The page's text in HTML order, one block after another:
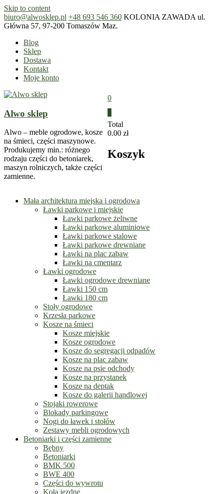
Skip to content
biuro@alwosklep.pl +48 693 546 360 KOLONIA ZAWADA ul.
Główna 57, 97-200 Tomaszów Maz.
Blog
Sklep
Dostawa
Kontakt
Moje konto
Alwo sklep
Alwo – meble ogrodowe, kosze
na śmieci, części maszynowe.
Produkujemy min.: różnego
rodzaju części do betoniarek,
maszyn rolniczych, także części
zamienne.
0
Total
0.00 zł
Koszyk
Mała architektura miejska i ogrodowa
Ławki parkowe i miejskie
Ławki parkowe żeliwne
Ławki parkowe aluminiowe
Ławki parkowe stalowe
Ławki parkowe drewniane
Ławki na plac zabaw
Ławki na cmentarz
Ławki ogrodowe
Ławki ogrodowe drewniane
Ławki 150 cm
Ławki 180 cm
Stoły ogrodowe
Krzesła parkowe
Kosze na śmieci
Kosze miejskie
Kosze ogrodowe
Kosze do segregacji odpadów
Kosze na plac zabaw
Kosze na psie odchody
Kosze na przystanek
Kosze na deptak
Kosze do galerii handlowej
Stojaki rowerowe
Blokady parkingowe
Nogi do ławek i stołów
Zestawy mebli ogrodowych
Betoniarki i części zamienne
Bębny
Betoniarki
BMK 500
BWE 400
Części do wywrotu
Koła jezdne